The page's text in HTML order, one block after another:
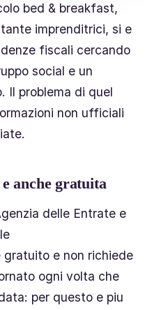
bed & breakfast,
imprenditrici, si e
fiscali cercando
social e un
Il problema di quel
non ufficiali
anche gratuita
delle Entrate e
e non richiede
ogni volta che
per questo e piu